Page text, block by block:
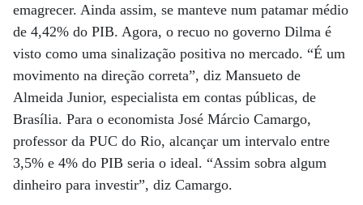
emagrecer. Ainda assim, se manteve num patamar médio
de 4,42% do PIB. Agora, o recuo no governo Dilma é
visto como uma sinalização positiva no mercado. “É um
movimento na direção correta”, diz Mansueto de
Almeida Junior, especialista em contas públicas, de
Brasília. Para o economista José Márcio Camargo,
professor da PUC do Rio, alcançar um intervalo entre
3,5% e 4% do PIB seria o ideal. “Assim sobra algum
dinheiro para investir”, diz Camargo.